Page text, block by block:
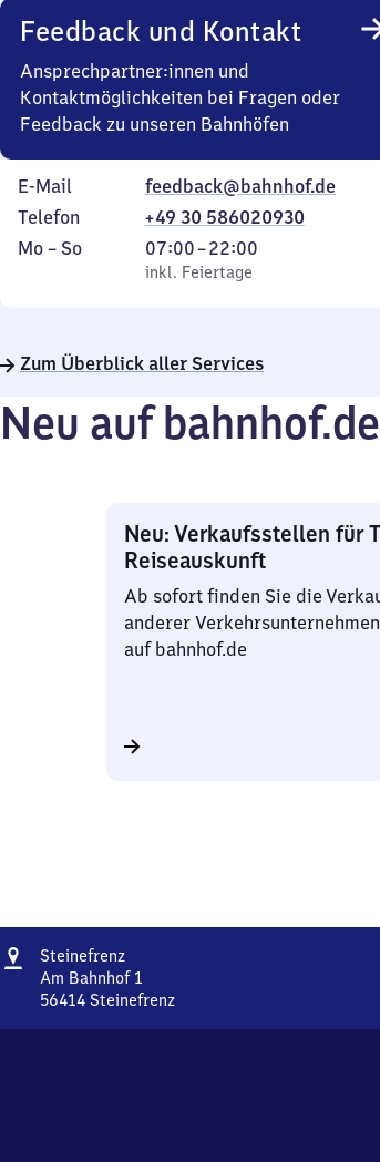
Feedback und Kontakt
Ansprechpartner:innen und
Kontaktmöglichkeiten bei Fragen oder
Feedback zu unseren Bahnhöfen
E-Mail
feedback@bahnhof.de
Telefon
+49 30 586020930
Montag
Mo – So,
inkl. Feiertage
07:00–22:00
Von
7
22
inkl. Feiertage
Zum Überblick aller Services
Neu auf bahnhof.de
Neu: Verkaufsstellen für
Reiseauskunft
Ab sofort finden Sie die
anderer
auf bahnhof.de
Adresse
SteinefrenzSteinefrenz
Am Bahnhof 1
56414 Steinefrenz